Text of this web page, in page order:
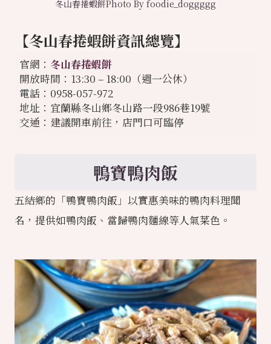
冬山春捲蝦餅Photo By foodie_doggggg
【冬山春捲蝦餅資訊總覽】
官網： 冬山春捲蝦餅
開放時間：13:30 – 18:00（週一公休）
電話：0958-057-972
地址：宜蘭縣冬山鄉冬山路一段986巷19號
交通：建議開車前往，店門口可臨停
鴨寶鴨肉飯
五結鄉的「鴨寶鴨肉飯」以實惠美味的鴨肉料理聞
名，提供如鴨肉飯、當歸鴨肉麵線等人氣菜色。